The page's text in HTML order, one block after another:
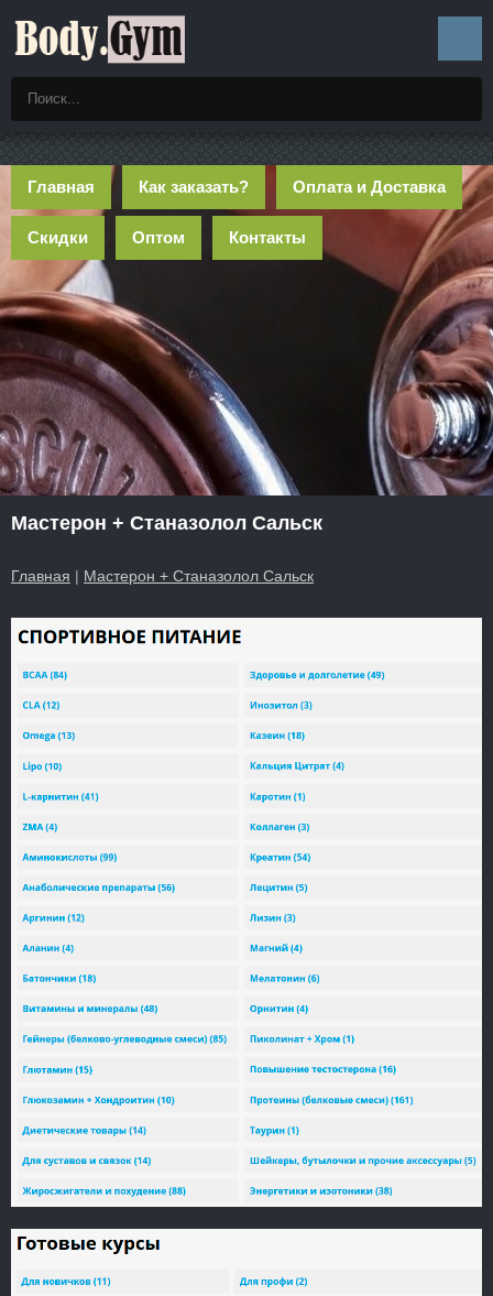
Главная Как заказать? Оплата и Доставка
Скидки Оптом Контакты
Мастерон + Станазолол Сальск
Главная | Мастерон + Станазолол Сальск